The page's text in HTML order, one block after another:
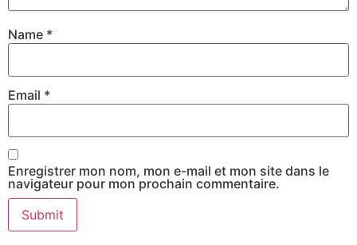
Name *
Email *
Enregistrer mon nom, mon e-mail et mon site dans le
navigateur pour mon prochain commentaire.